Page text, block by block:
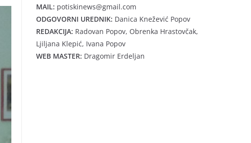
MAIL: potiskinews@gmail.com
ODGOVORNI UREDNIK: Danica Knežević Popov
REDAKCIJA: Radovan Popov, Obrenka Hrastovčak,
Ljiljana Klepić, Ivana Popov
WEB MASTER: Dragomir Erdeljan